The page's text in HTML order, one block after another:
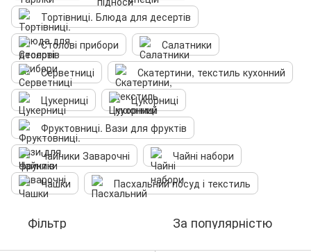
Тортівниці. Блюда для десертів
Столові прибори
Салатники
Серветниці
Скатертини, текстиль кухонний
Цукерниці
Цукорниці
Фруктовниці. Вази для фруктів
Чайники Заварочні
Чайні набори
Чашки
Пасхальний посуд і текстиль
Фільтр За популярністю